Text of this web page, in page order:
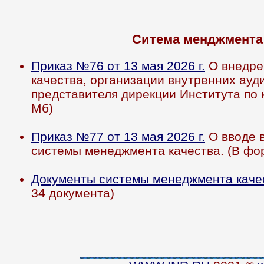
Ситема менджмента
Приказ №76 от 13 мая 2026 г. О
качества, организации внутренних
представителя дирекции Института
Мб)
Приказ №77 от 13 мая 2026 г. О вводе
системы менеджмента качества. (В
Документы системы менеджмента
34 документа)